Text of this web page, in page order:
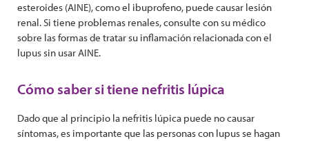
esteroides (AINE), como el ibuprofeno, puede causar lesión
renal. Si tiene problemas renales, consulte con su médico
sobre las formas de tratar su inflamación relacionada con el
lupus sin usar AINE.
Cómo saber si tiene nefritis lúpica
Dado que al principio la nefritis lúpica puede no causar
síntomas, es importante que las personas con lupus se hagan